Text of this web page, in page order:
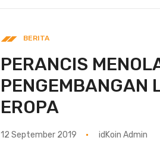
BERITA
PERANCIS
PENGEMBANGAN
EROPA
12 September 2019 idKoin Admin